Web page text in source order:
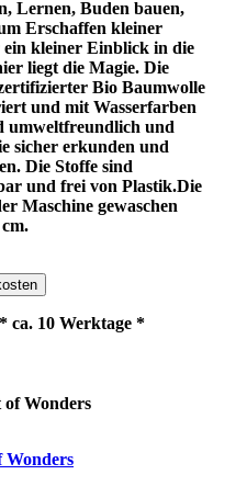
Lernen, Buden bauen,
Erschaffen kleiner
ein kleiner Einblick in die
liegt die Magie. Die
Bio Baumwolle
und mit Wasserfarben
umweltfreundlich und
sicher erkunden und
Die Stoffe sind
und frei von Plastik.Die
Maschine gewaschen
ca. 10 Werktage *
Wonders